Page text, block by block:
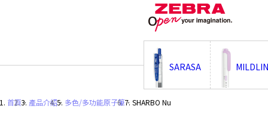
SARASA
首頁・ 產品介紹・ 多色/多功能原子筆・ SHARBO Nu